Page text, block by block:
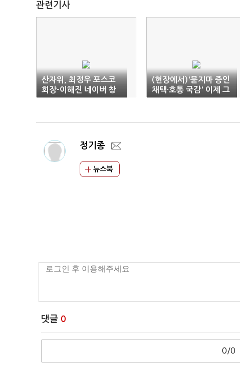
관련기사
산자위, 최정우 포스코
회장-이해진 네이버 창
업주 소환
(현장에서)'묻지마 증인
채택·호통 국감' 이제 그
만
정기종
뉴스북
댓글 0
0/0